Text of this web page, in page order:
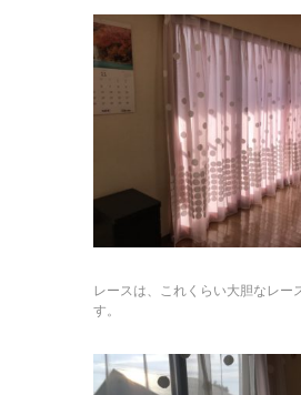
レースは、これくらい大胆なレー
す。